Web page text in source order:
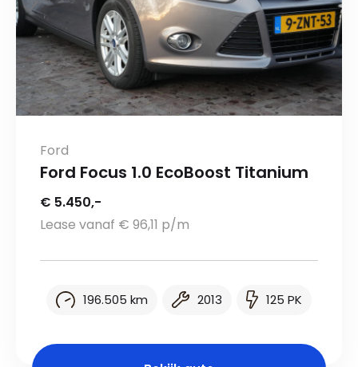
Ford
Ford Focus 1.0 EcoBoost Titanium
€ 5.450,-
Lease vanaf € 96,11 p/m
196.505 km 2013 125 PK